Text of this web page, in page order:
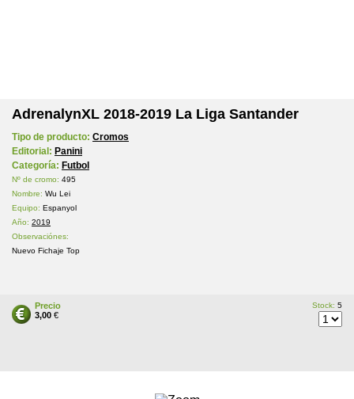
AdrenalynXL 2018-2019 La Liga Santander
Tipo de producto: Cromos
Editorial: Panini
Categoría: Futbol
Nº de cromo: 495
Nombre: Wu Lei
Equipo: Espanyol
Año: 2019
Observaciónes:
Nuevo Fichaje Top
Precio
3,00 €
Stock: 5